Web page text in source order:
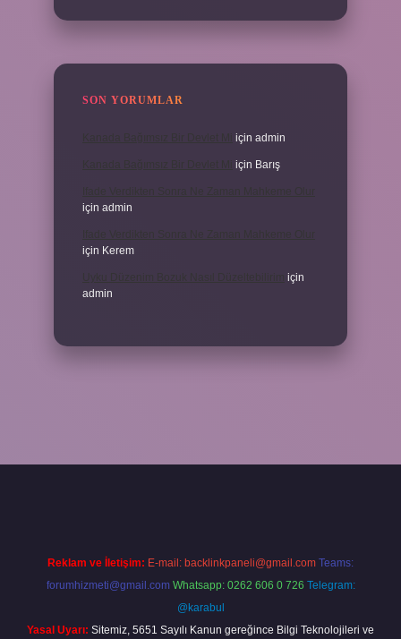
SON YORUMLAR
için admin
için Barış
için admin
için Kerem
için
admin
Reklam ve İletişim: E-mail: backlinkpaneli@gmail.com Teams:
forumhizmeti@gmail.com Whatsapp: 0262 606 0 726 Telegram:
@karabul
Yasal Uyarı: Sitemiz, 5651 Sayılı Kanun gereğince Bilgi Teknolojileri ve